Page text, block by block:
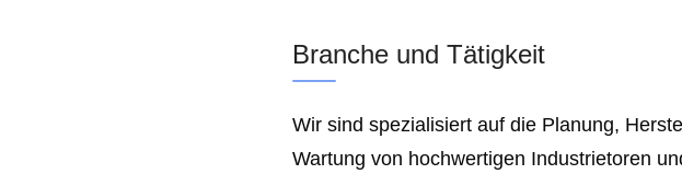
Branche und Tätigkeit
Wir sind spezialisiert auf die Planung,
Wartung von hochwertigen Industrietoren